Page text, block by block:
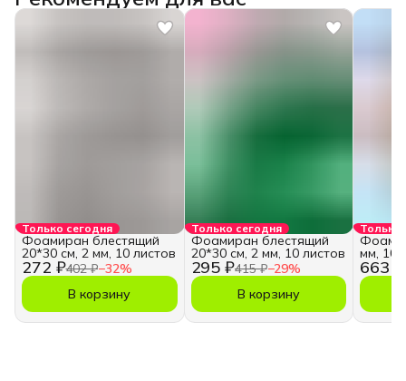
Только сегодня
272 ₽402 ₽−32%
Фоамиран блестящий
20*30 см, 2 мм, 10 листов
В корзину
Только сегодня
295 ₽415 ₽−29%
Фоамиран блестящий
20*30 см, 2 мм, 10 листов
В корзину
Только
663 ₽
мм, 10